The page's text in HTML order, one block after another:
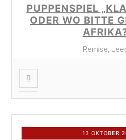
PUPPENSPIEL
ODER WO BITTE
Remise,
13 OKTOBER